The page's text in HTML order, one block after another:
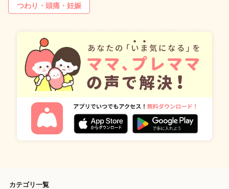
つわり・頭痛・妊娠
カテゴリ一覧